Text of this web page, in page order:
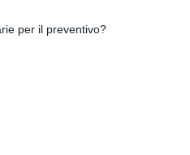
per il preventivo?